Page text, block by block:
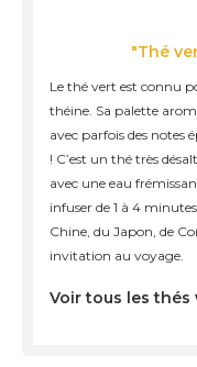
"Thé
Le thé vert est connu
théine. Sa palette
avec parfois des notes
! C’est un thé très
avec une eau
infuser de 1 à 4
Chine, du Japon, de
invitation au voyage.
Voir tous les thés